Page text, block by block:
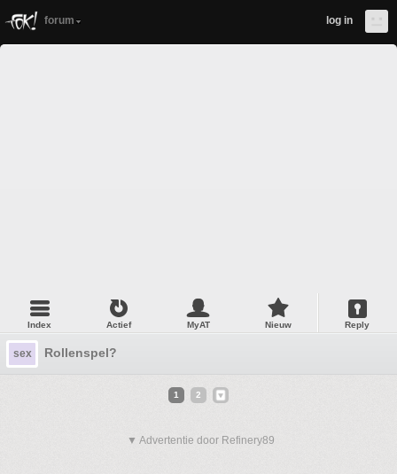
forum log in
Index Actief MyAT Nieuw Reply
sex Rollenspel?
1 2
▼ Advertentie door Refinery89